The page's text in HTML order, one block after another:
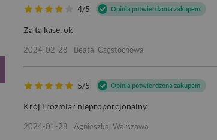
4/5 Opinia potwierdzona zakupem
Za tą kasę, ok
2024-02-28 Beata, Częstochowa
5/5 Opinia potwierdzona zakupem
Krój i rozmiar nieproporcjonalny.
2024-01-28 Agnieszka, Warszawa